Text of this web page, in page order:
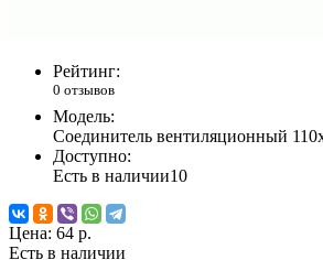
Рейтинг:
0 отзывов
Модель:
Соединитель вентиляционный
Доступно:
Есть в наличии10
Цена: 64 р.
Есть в наличии